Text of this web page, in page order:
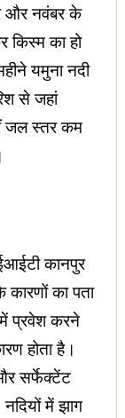
और नवंबर के
किस्म का हो
यमुना नदी
से जहां
जल स्तर कम
कानपुर
कारणों का पता
प्रवेश करने
होता है।
सर्फेक्टेंट
में झाग